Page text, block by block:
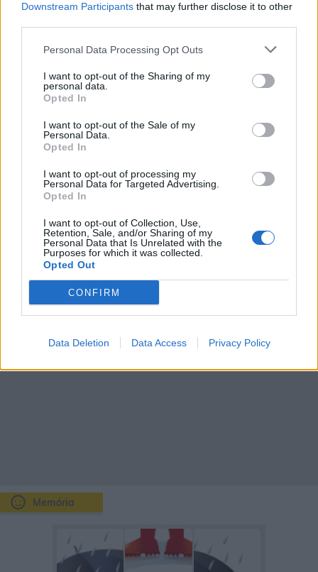
Downstream Participants that may further disclose it to other
Personal Data Processing Opt Outs
I want to opt-out of the Sharing of my
personal data.
Opted In
I want to opt-out of the Sale of my
Personal Data.
Opted In
I want to opt-out of processing my
Personal Data for Targeted Advertising.
Opted In
I want to opt-out of Collection, Use,
Retention, Sale, and/or Sharing of my
Personal Data that Is Unrelated with the
Purposes for which it was collected.
Opted Out
CONFIRM
Data Deletion Data Access Privacy Policy
Pollenjelentés Mikor? Légnyomás
Budapest időjárás előrejelzése 30
Aug 10.
H
36
Aug 11. Aug 12. Aug 14.
P
Memória